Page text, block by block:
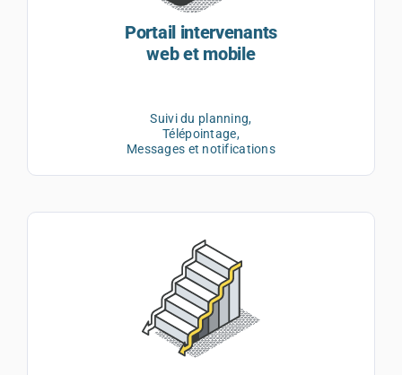
Portail intervenants
web et mobile
Suivi du planning,
Télépointage,
Messages et notifications